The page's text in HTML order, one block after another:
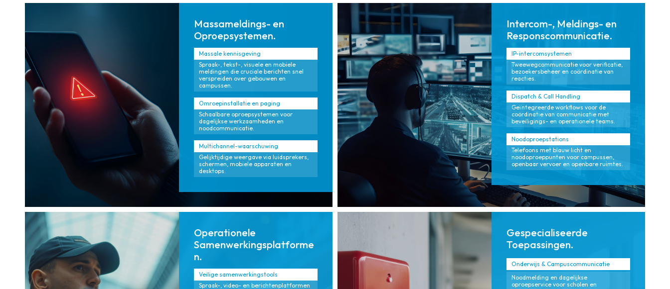
Massameldings- en
Oproepsystemen.
Massale kennisgeving
Spraak-, tekst-, visuele en mobiele
meldingen die cruciale berichten snel
verspreiden over gebouwen en
campussen.
Omroepinstallatie en paging
Schaalbare oproepsystemen voor
dagelijkse werkzaamheden en
noodcommunicatie.
Multichannel-waarschuwing
Gelijktijdige weergave via luidsprekers,
schermen, mobiele apparaten en
desktops.
Intercom-, Meldings- en
Responscommunicatie.
IP-intercomsystemen
Tweewegcommunicatie voor verificatie,
bezoekersbeheer en coördinatie van
reacties.
Dispatch & Call Handling
Geïntegreerde workflows voor de
coördinatie van communicatie met
beveiligings- en operationele teams.
Noodoproepstations
Telefoons met blauw licht en
noodoproeppunten voor campussen,
openbaar vervoer en openbare ruimtes.
Operationele
Samenwerkingsplatforme
n.
Veilige samenwerkingstools
Spraak-, video- en berichtenplatformen
Gespecialiseerde
Toepassingen.
Onderwijs & Campuscommunicatie
Noodmelding en dagelijkse
oproepservice voor scholen en